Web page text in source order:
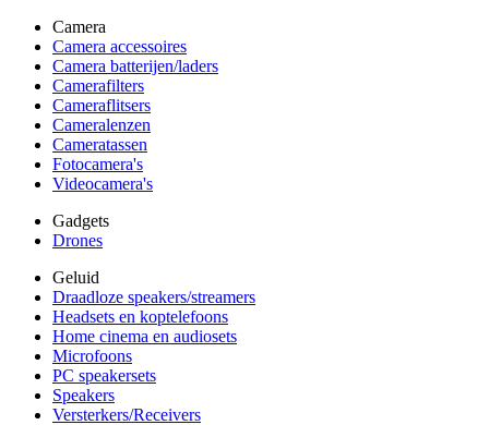
Camera
Camera accessoires
Camera batterijen/laders
Camerafilters
Cameraflitsers
Cameralenzen
Cameratassen
Fotocamera's
Videocamera's
Gadgets
Drones
Geluid
Draadloze speakers/streamers
Headsets en koptelefoons
Home cinema en audiosets
Microfoons
PC speakersets
Speakers
Versterkers/Receivers